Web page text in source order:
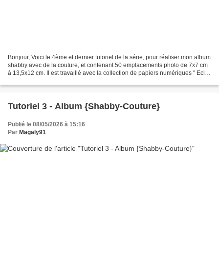
Bonjour, Voici le 4ème et dernier tutoriel de la série, pour réaliser mon album
shabby avec de la couture, et contenant 50 emplacements photo de 7x7 cm
à 13,5x12 cm. Il est travaillé avec la collection de papiers numériques " Eclat
Tutoriel 3 - Album {Shabby-Couture}
Publié le 08/05/2026 à 15:16
Par Magaly91